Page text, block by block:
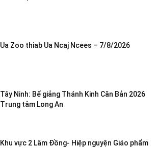
Ua Zoo thiab Ua Ncaj Ncees – 7/8/2026
Tây Ninh: Bế giảng Thánh Kinh Căn Bản 2026
Trung tâm Long An
Khu vực 2 Lâm Đồng- Hiệp nguyện Giáo phẩm